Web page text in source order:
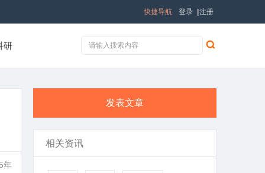
登录 注册
快捷导航
研
年
发表文章
相关资讯